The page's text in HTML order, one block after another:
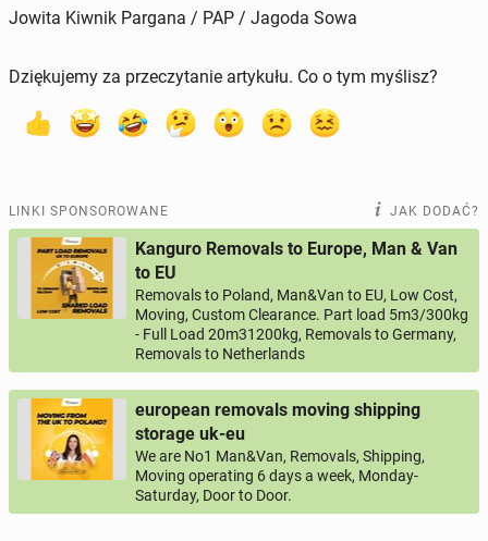
Jowita Kiwnik Pargana / PAP / Jagoda Sowa
Dziękujemy za przeczytanie artykułu. Co o tym myślisz?
LINKI SPONSOROWANE JAK DODAĆ?
Kanguro Removals to Europe, Man & Van
to EU
Removals to Poland, Man&Van to EU, Low Cost,
Moving, Custom Clearance. Part load 5m3/300kg
- Full Load 20m31200kg, Removals to Germany,
Removals to Netherlands
european removals moving shipping
storage uk-eu
We are No1 Man&Van, Removals, Shipping,
Moving operating 6 days a week, Monday-
Saturday, Door to Door.